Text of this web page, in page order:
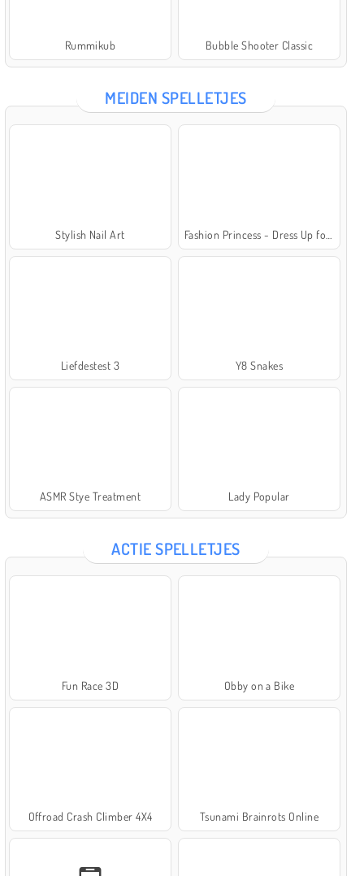
Rummikub Bubble Shooter Classic
MEIDEN SPELLETJES
Stylish Nail Art
Liefdestest 3 Y8 Snakes
ASMR Stye Treatment Lady Popular
ACTIE SPELLETJES
Fun Race 3D Obby on a Bike
Offroad Crash Climber 4X4 Tsunami Brainrots Online